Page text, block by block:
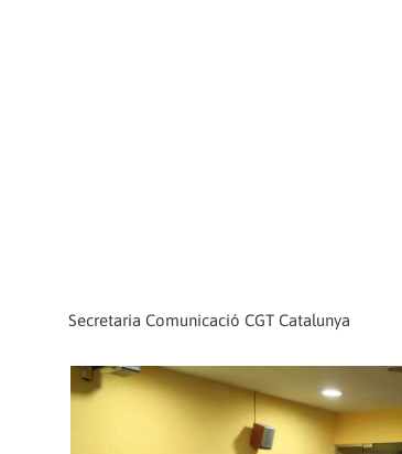
Secretaria Comunicació CGT Catalunya